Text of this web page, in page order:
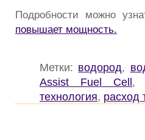
Подробности можно
повышает мощность.
Метки: водород,
Assist Fuel Cell,
технология, расход